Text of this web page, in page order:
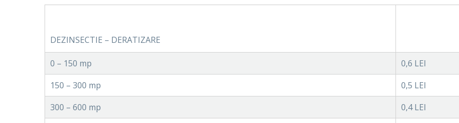
DEZINSECTIE – DERATIZARE
0 – 150 mp
0,6 LEI
150 – 300 mp
0,5 LEI
300 – 600 mp
0,4 LEI